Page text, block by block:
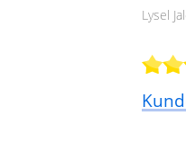
Lysel